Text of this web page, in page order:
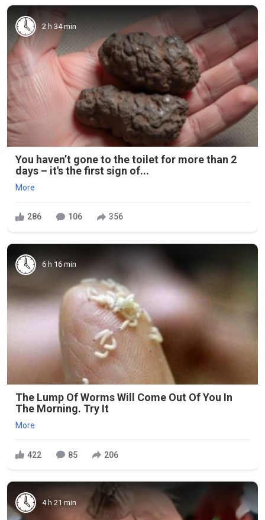
2 h 34 min
You haven’t gone to the toilet for more than 2
days – it's the first sign of...
More
286 106 356
6 h 16 min
The Lump Of Worms Will Come Out Of You In
The Morning. Try It
More
422 85 206
4 h 21 min